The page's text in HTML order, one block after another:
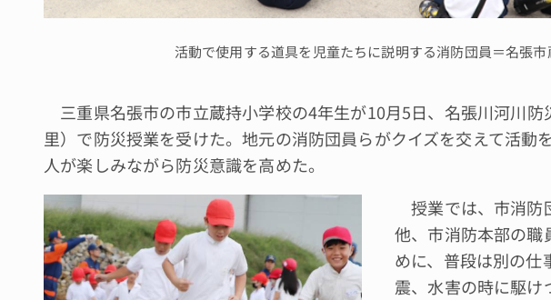
活動で使用する道具を児童たちに説明する消防団員＝名張市
三重県名張市の市立蔵持小学校の4年生が10月5日、名張川河川防
里）で防災授業を受けた。地元の消防団員らがクイズを交えて活動
人が楽しみながら防災意識を高めた。
授業では、市消防
他、市消防本部の職
めに、普段は別の仕
震、水害の時に駆